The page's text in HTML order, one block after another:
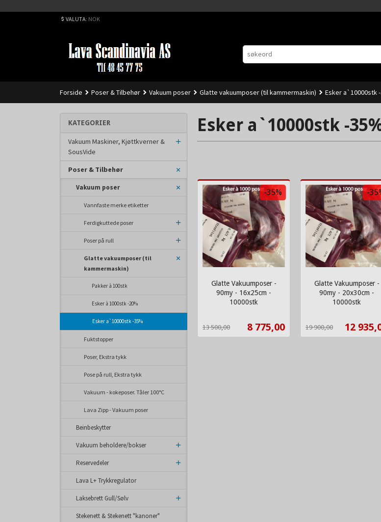
VALUTA: NOK
Forside Poser & Tilbehør Vakuum poser Glatte vakuumposer (til kammermaskin) Esker a`10000stk
Esker a`10000stk -
Glatte Vakuumposer -
90my - 16x25cm -
10000stk
Tilbud
8 775,00
13 500,00
-35%
Glatte Vakuumposer -
90my - 20x30cm -
10000stk
Tilbud
12
19 900,00
-
KATEGORIER
Vakuum Maskiner, Kjøttkverner &
SousVide
Poser & Tilbehør
Vakuum poser
Vannfaste merke etiketter
Ferdigkuttede poser
Poser på rull
Glatte vakuumposer (til
kammermaskin)
Pakker à 100stk
Esker à 1000stk -20%
Esker a`10000stk -35%
Fuktstopper
Poser, Ekstra tykk
Pose på rull, Ekstra tykk
Vakuum - kokeposer. Tåler 100°C
Lava Zipp - Vakuum poser
Beinbeskytter
Vakuum beholdere/bokser
Reservedeler
Lava L+ Trykkregulator
Laksebrett Gull/Sølv
Stekenett & Stekenett "kanoner"